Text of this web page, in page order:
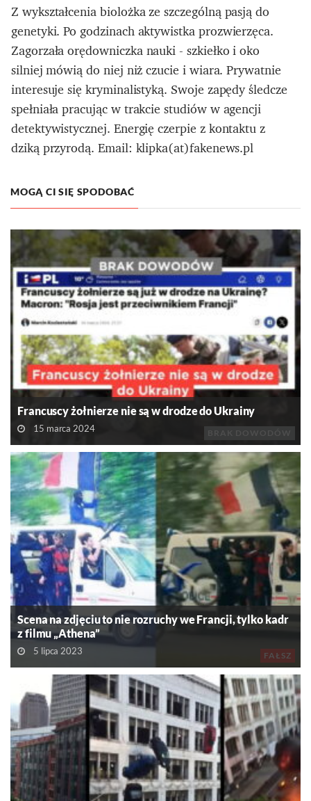
Z wykształcenia biolożka ze szczególną pasją do
genetyki. Po godzinach aktywistka prozwierzęca.
Zagorzała orędowniczka nauki - szkiełko i oko
silniej mówią do niej niż czucie i wiara. Prywatnie
interesuje się kryminalistyką. Swoje zapędy śledcze
spełniała pracując w trakcie studiów w agencji
detektywistycznej. Energię czerpie z kontaktu z
dziką przyrodą. Email: klipka(at)fakenews.pl
MOGĄ CI SIĘ SPODOBAĆ
Francuscy żołnierze nie są w drodze do Ukrainy
15 marca 2024
FAŁSZ
Scena na zdjęciu to nie rozruchy we Francji, tylko kadr
z filmu „Athena”
5 lipca 2023